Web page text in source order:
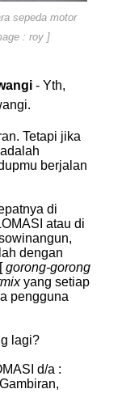
sepeda motor
: roy ]
- Yth,
Tetapi jika
berjalan
di
atau di
dengan
gorong-gorong
yang setiap
pengguna
lagi?
d/a :